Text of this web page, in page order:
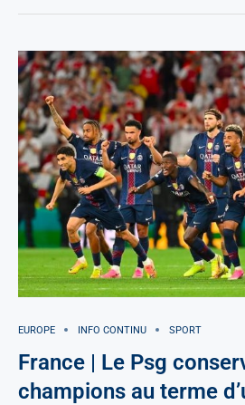
EUROPE INFO CONTINU SPORT
France | Le Psg
champions au terme